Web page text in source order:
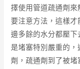
擇使用管道疏通劑
要注意方法，這樣
邊多餘的水分都壓
是堵塞特別嚴重的
劑，疏通劑到了被